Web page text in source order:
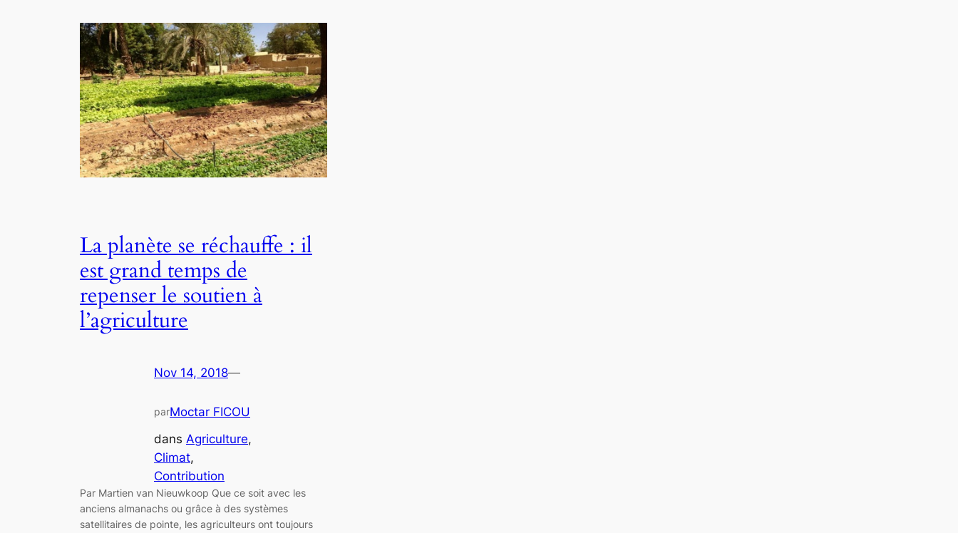
La planète se réchauffe : il
est grand temps de
repenser le soutien à
l’agriculture
Nov 14, 2018—
parMoctar FICOU
dans Agriculture
Climat
Contribution
Par Martien van Nieuwkoop Que ce soit avec les
anciens almanachs ou grâce à des systèmes
satellitaires de pointe, les agriculteurs ont toujours